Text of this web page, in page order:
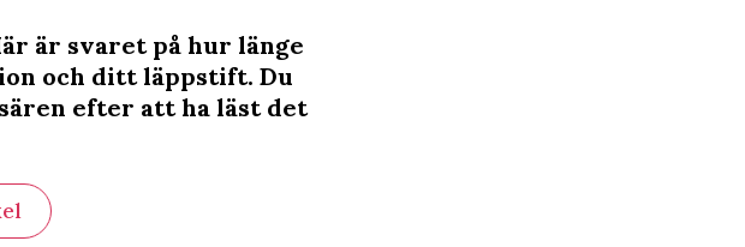
är svaret på hur länge
och ditt läppstift. Du
efter att ha läst det